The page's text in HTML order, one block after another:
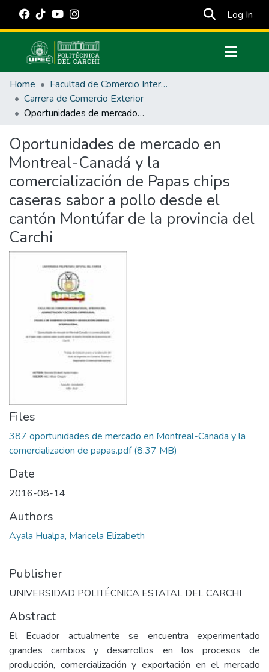
Log In
Communities & Collections
All of DSpace
Statistics
Estadísticas Externas
Manuales
Home
Facultad de Comercio Internacional, Integración, Administración y Economía Empresarial
Carrera de Comercio Exterior
Oportunidades de mercado en Montreal-Canadá y la comercialización de Papas chips caseras sabor a pollo desde el cantón Montúfar de la provincia del Carchi
Oportunidades de mercado en
Montreal-Canadá y la
comercialización de Papas chips
caseras sabor a pollo desde el
cantón Montúfar de la provincia del
Carchi
Files
387 oportunidades de mercado en Montreal-Canada y la
comercializacion de papas.pdf(8.37 MB)
Date
2016-08-14
Authors
Ayala Hualpa, Maricela Elizabeth
Publisher
UNIVERSIDAD POLITÉCNICA ESTATAL DEL CARCHI
Abstract
El Ecuador actualmente se encuentra experimentado
grandes cambios y desarrollos en los procesos de
producción, comercialización y exportación en el mercado